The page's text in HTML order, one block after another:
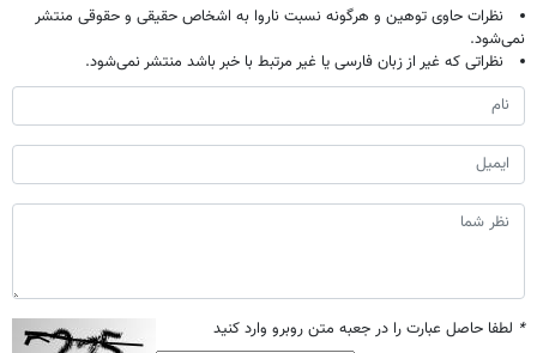
نظرات حاوی توهین و هرگونه نسبت ناروا به اشخاص حقیقی و حقوقی منتشر
نمی‌شود.
نظراتی که غیر از زبان فارسی یا غیر مرتبط با خبر باشد منتشر نمی‌شود.
* لطفا حاصل عبارت را در جعبه متن روبرو وارد کنید